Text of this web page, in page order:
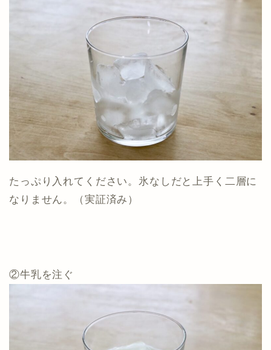
たっぷり入れてください。氷なしだと上手く二層に
なりません。（実証済み）
②牛乳を注ぐ